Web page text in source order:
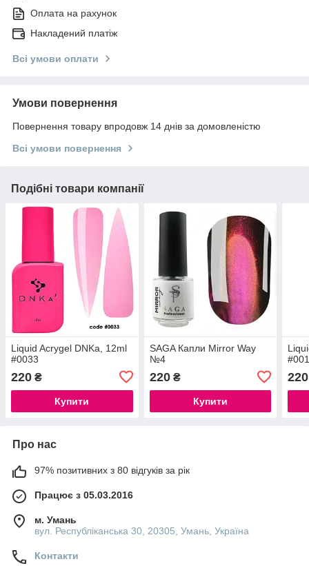
Оплата на рахунок
Накладений платіж
Всі умови оплати
Умови повернення
Повернення товару впродовж 14 днів за домовленістю
Всі умови повернення
Подібні товари компанії
Liquid Acrygel DNKa, 12ml
#0033
220 ₴
Купити
SAGA Капли Mirror Way
№4
220₴
Купити
220
Про нас
97% позитивних з 80 відгуків за рік
Працює з 05.03.2016
м. Умань
вул. Республіканська 30, 20305, Умань, Україна
Контакти